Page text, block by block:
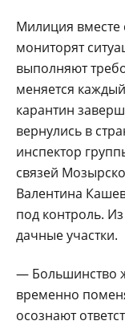
Милиция вместе
мониторят
выполняют
меняется
карантин
вернулись в
инспектор
связей
Валентина
под контроль.
дачные участки.
— Большинство
временно
осознают